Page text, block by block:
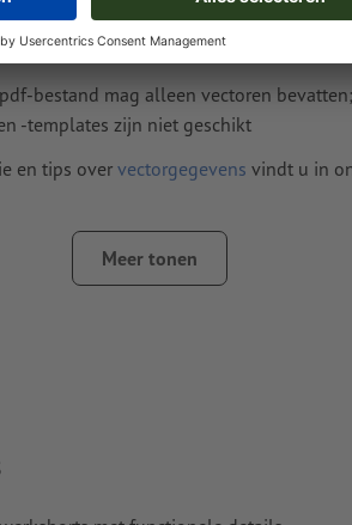
kleuren incl. goud en zilver; zonder
bestand mag alleen vectoren
-templates zijn niet geschikt
en tips over vectorgegevens vindt u in
rasteringen zijn niet mogelijk
15 pt (5,29 mm)
Meer tonen